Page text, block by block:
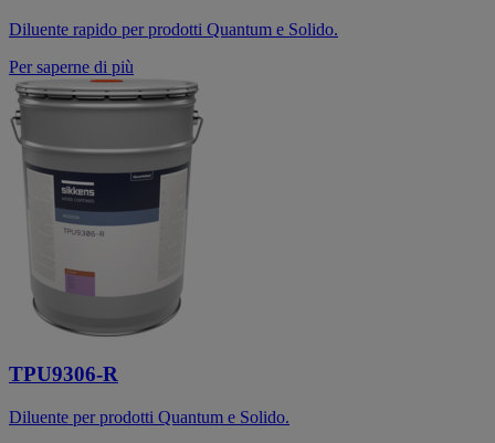
Diluente rapido per prodotti Quantum e Solido.
Per saperne di più
TPU9306-R
Diluente per prodotti Quantum e Solido.